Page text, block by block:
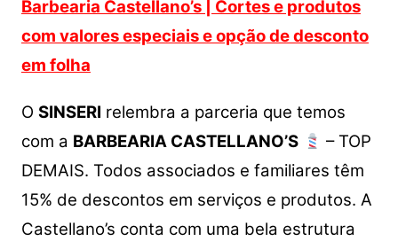
Barbearia Castellano’s | Cortes e produtos
com valores especiais e opção de desconto
em folha
O SINSERI relembra a parceria que temos
com a BARBEARIA CASTELLANO’S
– TOP
DEMAIS. Todos associados e familiares têm
15% de descontos em serviços e produtos. A
Castellano’s conta com uma bela estrutura